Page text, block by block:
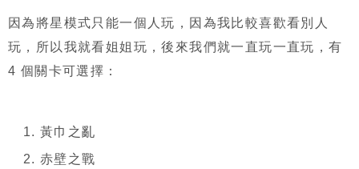
因為將星模式只能一個人玩，因為我比較喜歡看別人
玩，所以我就看姐姐玩，後來我們就一直玩一直玩，有
4 個關卡可選擇：
黃巾之亂
赤壁之戰